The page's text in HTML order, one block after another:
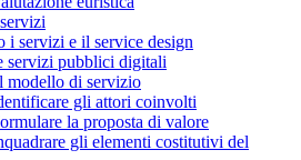
i servizi e il service design
servizi pubblici digitali
modello di servizio
gli attori coinvolti
la proposta di valore
gli elementi costitutivi del